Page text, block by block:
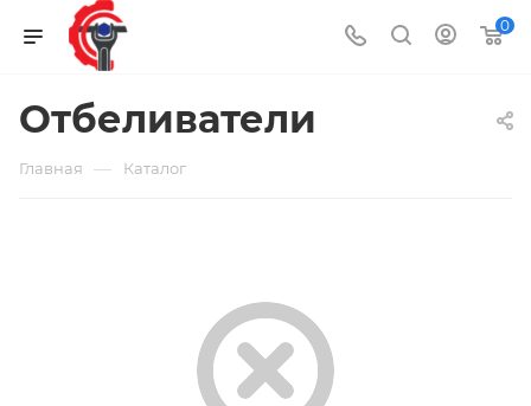
0
Отбеливатели
Главная — Каталог